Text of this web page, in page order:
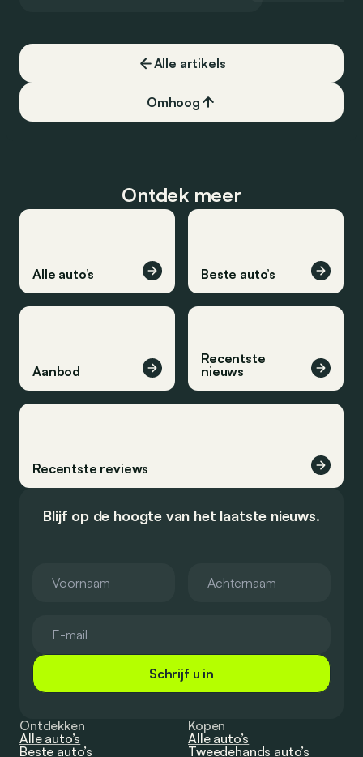
Alle artikels
Omhoog
Ontdek meer
Alle auto’s Beste auto’s
Aanbod
Recentste
nieuws
Recentste reviews
Blijf op de hoogte van het laatste nieuws.
Schrijf u in
Ontdekken
Alle auto’s
Beste auto’s
Kopen
Alle auto’s
Tweedehands auto’s